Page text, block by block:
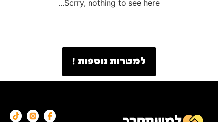
Sorry, nothing to see here...
למשרות נוספות !